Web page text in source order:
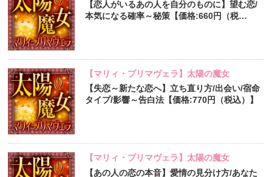
【恋人がいるあの人を自分のものに】望む恋/
本気になる確率～秘策【価格:660円（税
【マリィ・プリマヴェラ】太陽の魔女
【失恋～新たな恋へ】立ち直り方/出会い/宿命
タイプ/影響～告白法【価格:770円（税込）】
【マリィ・プリマヴェラ】太陽の魔女
【あの人の恋の本音】愛情の見分け方/あなた